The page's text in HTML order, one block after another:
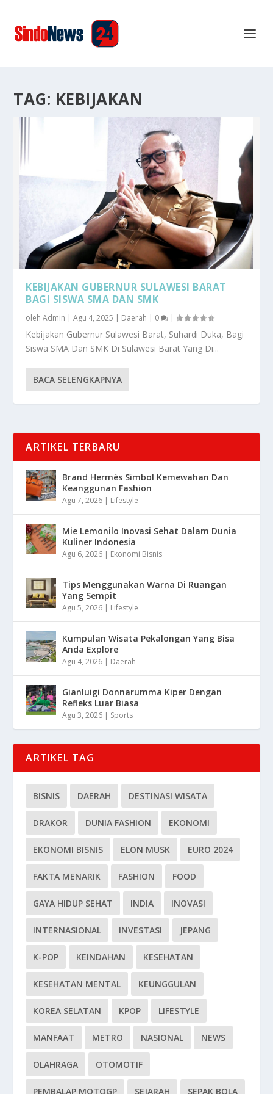
TAG: KEBIJAKAN
KEBIJAKAN GUBERNUR SULAWESI BARAT
BAGI SISWA SMA DAN SMK
olehAdmin |Agu 4, 2025 | Daerah | 0 |
Kebijakan Gubernur Sulawesi Barat, Suhardi Duka, Bagi
Siswa SMA Dan SMK Di Sulawesi Barat Yang Di...
BACA SELENGKAPNYA
ARTIKEL TERBARU
Brand Hermès Simbol Kemewahan Dan
Keanggunan Fashion
Agu 7, 2026 | Lifestyle
Mie Lemonilo Inovasi Sehat Dalam Dunia
Kuliner Indonesia
Agu 6, 2026 | Ekonomi Bisnis
Tips Menggunakan Warna Di Ruangan
Yang Sempit
Agu 5, 2026 | Lifestyle
Kumpulan Wisata Pekalongan Yang Bisa
Anda Explore
Agu 4, 2026 | Daerah
Gianluigi Donnarumma Kiper Dengan
Refleks Luar Biasa
Agu 3, 2026 | Sports
ARTIKEL TAG
BISNIS DAERAH DESTINASI WISATA
DRAKOR DUNIA FASHION EKONOMI
EKONOMI BISNIS ELON MUSK EURO 2024
FAKTA MENARIK FASHION FOOD
GAYA HIDUP SEHAT INDIA INOVASI
INTERNASIONAL INVESTASI JEPANG
K-POP KEINDAHAN KESEHATAN
KESEHATAN MENTAL KEUNGGULAN
KOREA SELATAN KPOP LIFESTYLE
MANFAAT METRO NASIONAL NEWS
OLAHRAGA OTOMOTIF
PEMBALAP MOTOGP SEJARAH SEPAK BOLA